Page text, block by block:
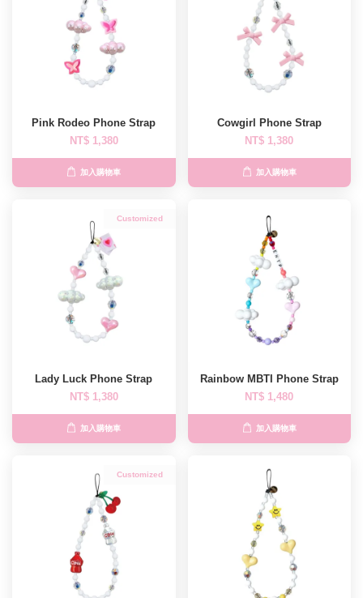
Pink Rodeo Phone Strap
NT$ 1,380
加入購物車
Cowgirl Phone Strap
NT$ 1,380
加入購物車
Customized
Lady Luck Phone Strap
NT$ 1,380
加入購物車
Rainbow MBTI Phone Strap
NT$ 1,480
加入購物車
Customized